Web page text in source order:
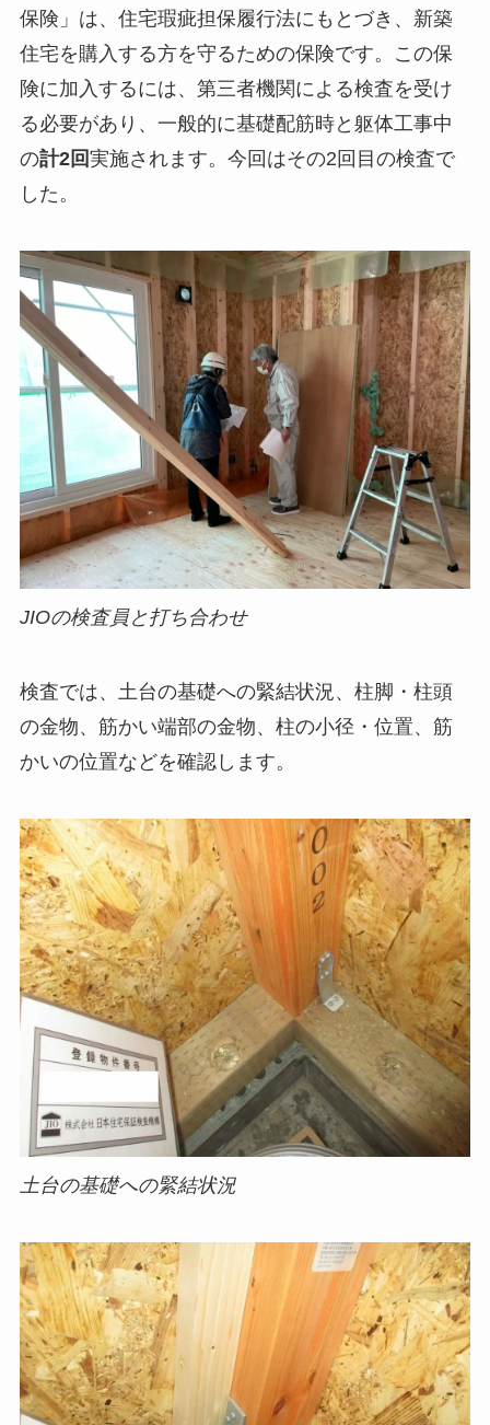
保険」は、住宅瑕疵担保履行法にもとづき、新築
住宅を購入する方を守るための保険です。この保
険に加入するには、第三者機関による検査を受け
る必要があり、一般的に基礎配筋時と躯体工事中
の計2回実施されます。今回はその2回目の検査で
した。
JIOの検査員と打ち合わせ
検査では、土台の基礎への緊結状況、柱脚・柱頭
の金物、筋かい端部の金物、柱の小径・位置、筋
かいの位置などを確認します。
土台の基礎への緊結状況